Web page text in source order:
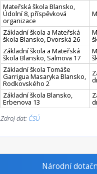
Mateřská škola Blansko,
Údolní 8, příspěvková
organizace
Základní škola a Mateřská
škola Blansko, Dvorská 26
Základní škola a Mateřská
škola Blansko, Salmova 17
Základní škola Tomáše
Garrigua Masaryka Blansko,
Rodkovského 2
Základní škola Blansko,
Erbenova 13
Zdroj dat: ČSÚ
Národní